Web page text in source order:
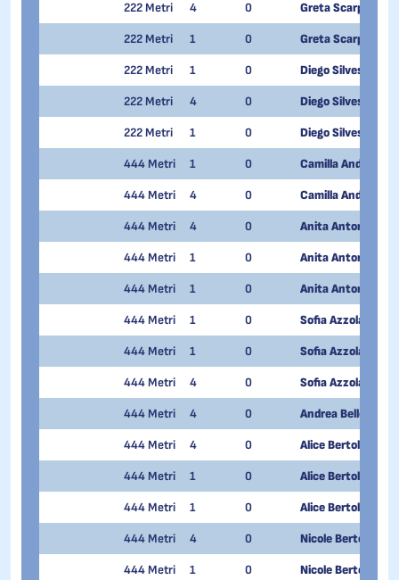
222 Metri 4 0 Greta Scarpellini
222 Metri 1 0 Greta Scarpellini
222 Metri 1 0 Diego Silvestri
222 Metri 4 0 Diego Silvestri
222 Metri 1 0 Diego Silvestri
444 Metri 1 0 Camilla Andreola
444 Metri 4 0 Camilla Andreola
444 Metri 4 0 Anita Antonioli
444 Metri 1 0 Anita Antonioli
444 Metri 1 0 Anita Antonioli
444 Metri 1 0 Sofia Azzola
444 Metri 1 0 Sofia Azzola
444 Metri 4 0 Sofia Azzola
444 Metri 4 0 Andrea Bellotti
444 Metri 4 0 Alice Bertolina
444 Metri 1 0 Alice Bertolina
444 Metri 1 0 Alice Bertolina
444 Metri 4 0 Nicole Bertolina
444 Metri 1 0 Nicole Bertolina